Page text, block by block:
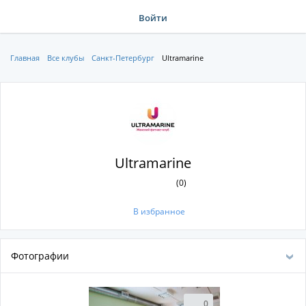
Войти
Главная Все клубы Санкт-Петербург Ultramarine
Ultramarine
(0)
В избранное
Фотографии
0